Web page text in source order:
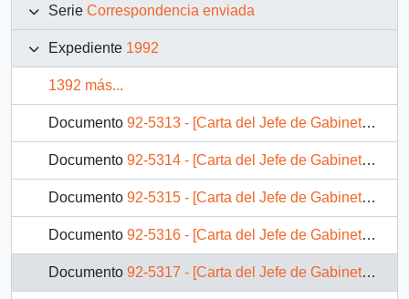
Serie Correspondencia enviada
Expediente 1992
1392 más...
Documento 92-5313 - [Carta del Jefe de Gabinete de la Presidencia a Subsecretario de Previsión Social]
Documento 92-5314 - [Carta del Jefe de Gabinete de la Presidencia a Jefe de División Jurídico-Legislativa]
Documento 92-5315 - [Carta del Jefe de Gabinete de la Presidencia a Secretario Ejecutivo Plan Beca Presidente de la República]
Documento 92-5316 - [Carta del Jefe de Gabinete de la Presidencia a Subsecretario de Relaciones Exteriores]
Documento 92-5317 - [Carta del Jefe de Gabinete de la Presidencia a SEREMI de Vivienda I Región]